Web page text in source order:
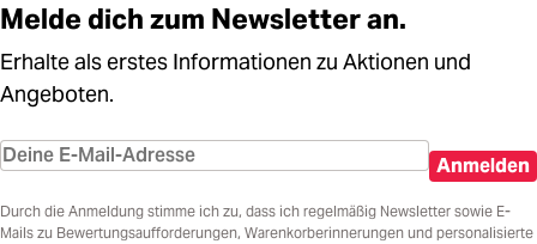
Melde dich zum Newsletter an.
Erhalte als erstes Informationen zu Aktionen und
Angeboten.
Anmelden
Durch die Anmeldung stimme ich zu, dass ich regelmäßig Newsletter sowie E-
Mails zu Bewertungsaufforderungen, Warenkorberinnerungen und personalisierte